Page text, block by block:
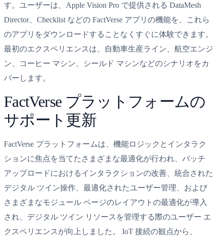
す。ユーザーは、Apple Vision Pro で提供される DataMesh
Director、Checklist などの FactVerse アプリの機能を、これら
のアプリをダウンロードすることなくすぐに体験できます。
最初のエクスペリエンスは、自動車生産ライン、航空エンジ
ン、コーヒー マシン、シールド マシンなどのシナリオをカ
バーします。
FactVerse プラットフォームの
サポート更新
FactVerse プラットフォームは、機能ロジックとインタラク
ションに焦点を当てたさまざまな最適化が行われ、バッチ
アップロードにおけるインタラクションの改善、統合された
デジタル ツイン操作、最適化されたユーザー管理、および
さまざまなモジュール ページのレイアウトの最適化が導入
され、デジタル ツイン リソースを管理する際のユーザー エ
クスペリエンスが向上しました。 IoT 接続の観点から、